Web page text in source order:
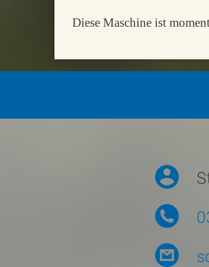
Diese Maschine ist